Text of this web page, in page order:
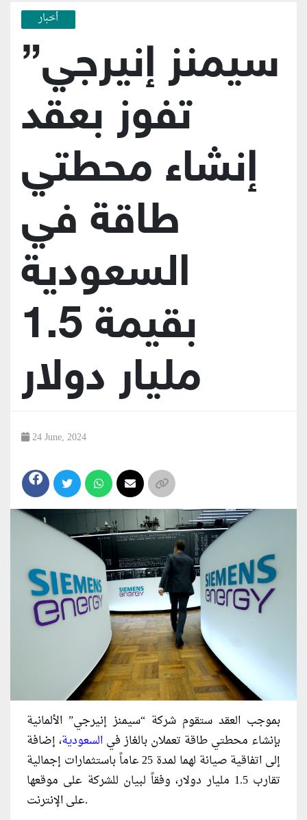
أخبار
سيمنز إنيرجي”
تفوز بعقد
إنشاء محطتي
طاقة في
السعودية
بقيمة 1.5
مليار دولار
24 June, 2024
بموجب العقد ستقوم شركة “سيمنز إنيرجي” الألمانية
بإنشاء محطتي طاقة تعملان بالغاز في السعودية، إضافة
إلى اتفاقية صيانة لهما لمدة 25 عاماً باستثمارات إجمالية
تقارب 1.5 مليار دولار، وفقاً لبيان للشركة على موقعها
على الإنترنت.